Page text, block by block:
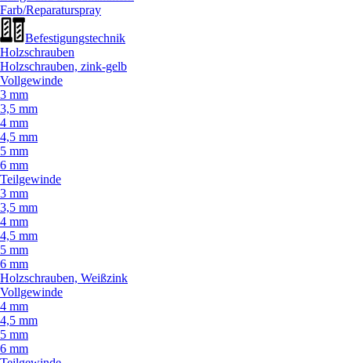
Farb/Reparaturspray
Befestigungstechnik
Holzschrauben
Holzschrauben, zink-gelb
Vollgewinde
3 mm
3,5 mm
4 mm
4,5 mm
5 mm
6 mm
Teilgewinde
3 mm
3,5 mm
4 mm
4,5 mm
5 mm
6 mm
Holzschrauben, Weißzink
Vollgewinde
4 mm
4,5 mm
5 mm
6 mm